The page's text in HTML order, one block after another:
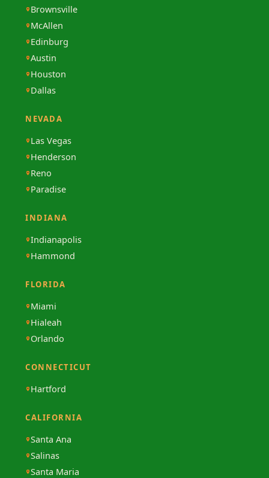
Brownsville
McAllen
Edinburg
Austin
Houston
Dallas
NEVADA
Las Vegas
Henderson
Reno
Paradise
INDIANA
Indianapolis
Hammond
FLORIDA
Miami
Hialeah
Orlando
CONNECTICUT
Hartford
CALIFORNIA
Santa Ana
Salinas
Santa Maria